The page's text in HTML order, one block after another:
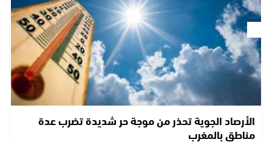
الأرصاد الجوية تحذر من موجة حر شديدة تضرب عدة
مناطق بالمغرب